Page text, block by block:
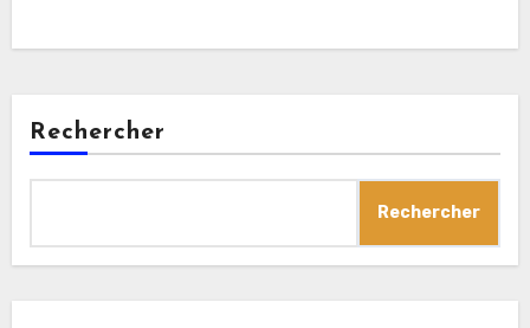
Rechercher
Rechercher